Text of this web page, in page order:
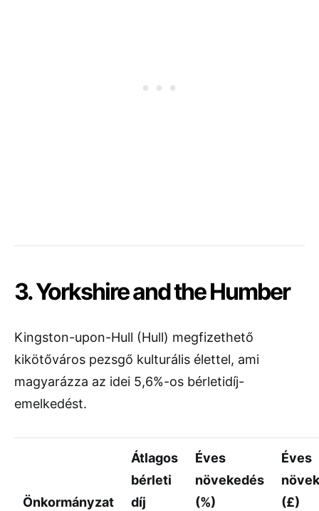
3. Yorkshire and the Humber
Kingston-upon-Hull (Hull) megfizethető
kikötőváros pezsgő kulturális élettel, ami
magyarázza az idei 5,6%-os bérletidíj-
emelkedést.
Önkormányzat
Átlagos
bérleti
díj
Éves
növekedés
(%)
Éves
(£)